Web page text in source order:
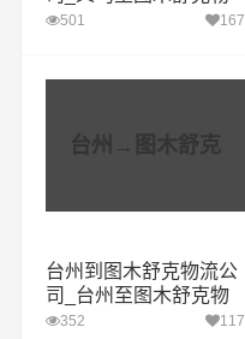
流专线
501 167
台州→图木舒克
台州到图木舒克物流公
司_台州至图木舒克物
流专线
352 117